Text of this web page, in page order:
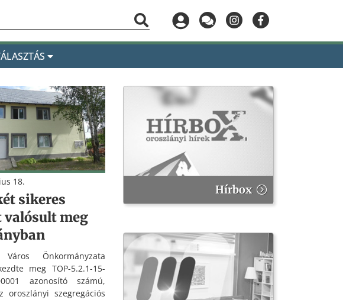
18.
sikeres
meg
Város Önkormányzata
meg TOP-5.2.1-15-
azonosító számú,
oroszlányi szegregációs
Hírbox